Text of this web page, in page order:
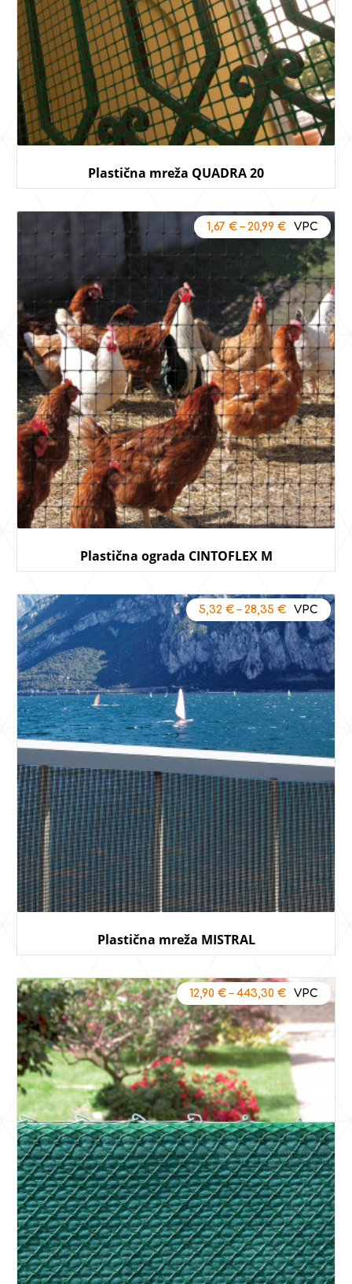
Plastična mreža QUADRA 20
Plastična ograda CINTOFLEX M
1,67 €– 20,99 €
Plastična mreža MISTRAL
5,32 €– 28,35 €
12,90 €– 443,30 €